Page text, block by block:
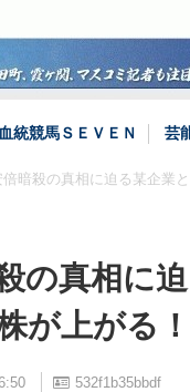
血統競馬ＳＥＶＥＮ 芸
倍暗殺の真相に迫る某企業
の真相に
が上がる！
532f1b35bbdf